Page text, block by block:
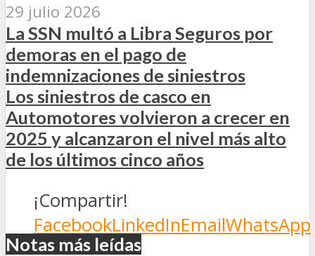
29 julio 2026
La SSN multó a Libra Seguros por
demoras en el pago de
indemnizaciones de siniestros
Los siniestros de casco en
Automotores volvieron a crecer en
2025 y alcanzaron el nivel más alto
de los últimos cinco años
¡Compartir!
FacebookLinkedInEmailWhatsApp
Notas más leídas